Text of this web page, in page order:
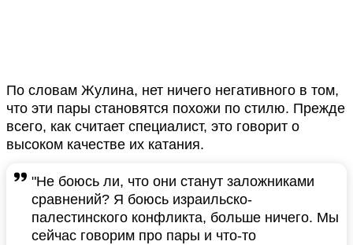
По словам Жулина, нет ничего негативного в том,
что эти пары становятся похожи по стилю. Прежде
всего, как считает специалист, это говорит о
высоком качестве их катания.
"Не боюсь ли, что они станут заложниками
сравнений? Я боюсь израильско-
палестинского конфликта, больше ничего. Мы
сейчас говорим про пары и что-то